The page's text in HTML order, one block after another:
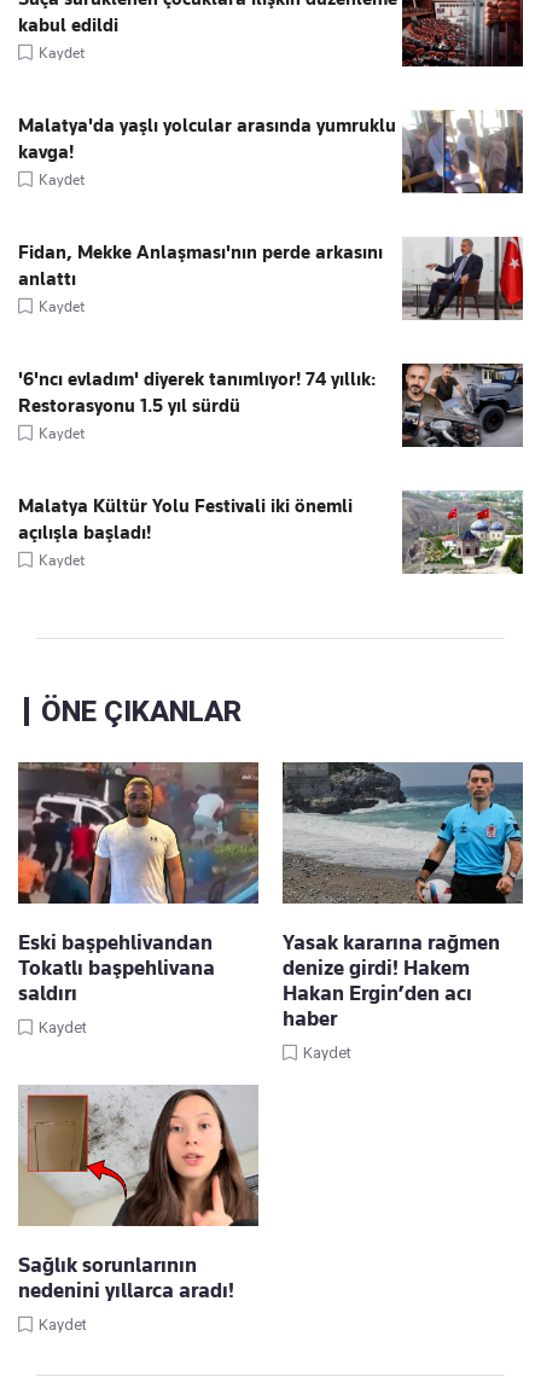
kabul edildi
Kaydet
Malatya'da yaşlı yolcular arasında yumruklu
kavga!
Kaydet
Fidan, Mekke Anlaşması'nın perde arkasını
anlattı
Kaydet
'6'ncı evladım' diyerek tanımlıyor! 74 yıllık:
Restorasyonu 1.5 yıl sürdü
Kaydet
Malatya Kültür Yolu Festivali iki önemli
açılışla başladı!
Kaydet
ÖNE ÇIKANLAR
Eski başpehlivandan
Tokatlı başpehlivana
saldırı
Kaydet
Yasak kararına rağmen
denize girdi! Hakem
Hakan Ergin’den acı
haber
Kaydet
Sağlık sorunlarının
nedenini yıllarca aradı!
Kaydet